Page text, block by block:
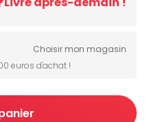
Choisir mon magasin
euros d'achat !